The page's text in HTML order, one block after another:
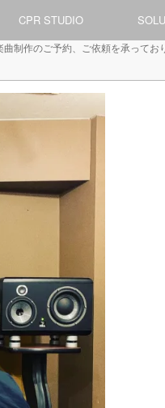
CPR STUDIO
制作のご予約、ご依頼を承ってお